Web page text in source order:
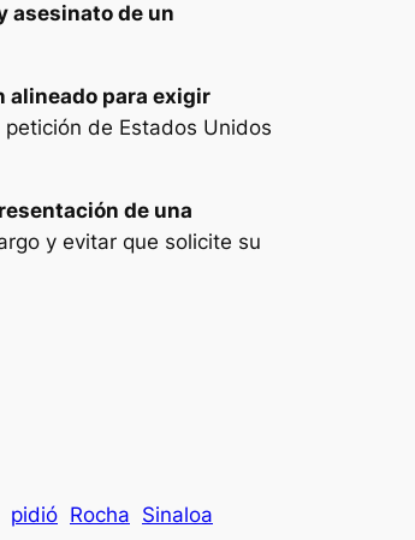
asesinato de un
alineado para exigir
de Estados Unidos
de una
y evitar que solicite su
pidió Rocha Sinaloa